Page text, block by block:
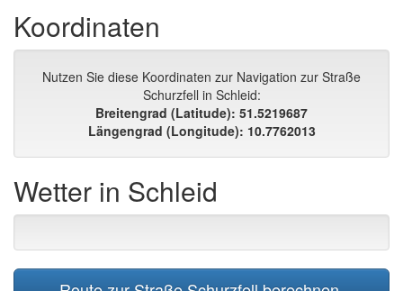
Koordinaten
Nutzen Sie diese Koordinaten zur Navigation zur Straße
Schurzfell in Schleid:
Breitengrad (Latitude): 51.5219687
Längengrad (Longitude): 10.7762013
Wetter in Schleid